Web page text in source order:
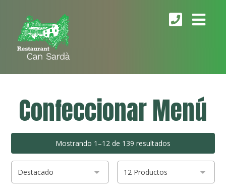
Confeccionar Menú
Mostrando 1–12 de 139 resultados